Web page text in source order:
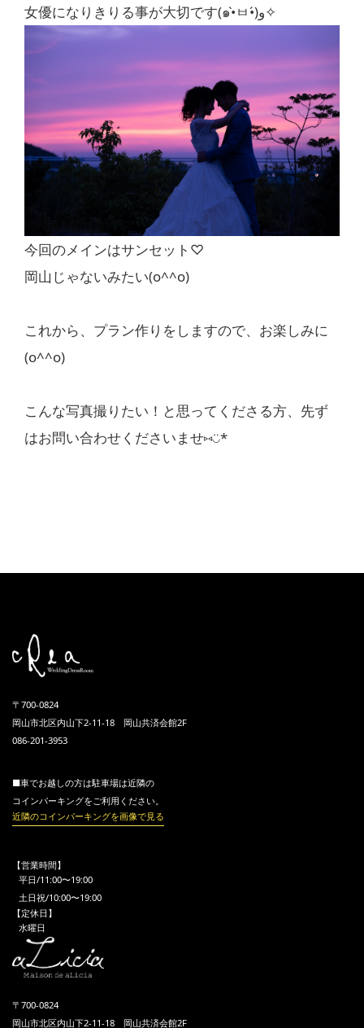
女優になりきりる事が大切です(๑•̀ㅂ•́)و✧
今回のメインはサンセット♡
岡山じゃないみたい(o^^o)
これから、プラン作りをしますので、お楽しみに
(o^^o)
こんな写真撮りたい！と思ってくださる方、先ず
はお問い合わせくださいませ⑅◡̈*
〒700-0824
岡山市北区内山下2-11-18 岡山共済会館2F
086-201-3953
■車でお越しの方は駐車場は近隣の
コインパーキングをご利用ください。
近隣のコインパーキングを画像で見る
【営業時間】
平日/11:00〜19:00
土日祝/10:00〜19:00
【定休日】
水曜日
〒700-0824
岡山市北区内山下2-11-18 岡山共済会館2F